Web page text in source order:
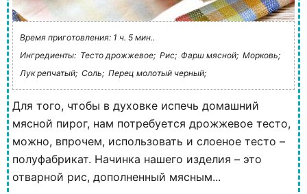
Время приготовления: 1 ч. 5 мин..
Ингредиенты: Тесто дрожжевое; Рис; Фарш мясной; Морковь;
Лук репчатый; Соль; Перец молотый черный;
Для того, чтобы в духовке испечь домашний
мясной пирог, нам потребуется дрожжевое тесто,
можно, впрочем, использовать и слоеное тесто –
полуфабрикат. Начинка нашего изделия – это
отварной рис, дополненный мясным...